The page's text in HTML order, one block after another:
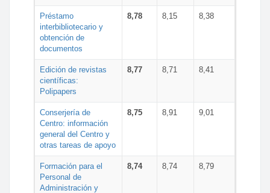
Préstamo
interbibliotecario y
obtención de
documentos
8,78 8,15 8,38
Edición de revistas
científicas:
Polipapers
8,77 8,71 8,41
Conserjería de
Centro: información
general del Centro y
otras tareas de apoyo
8,75 8,91 9,01
Formación para el
Personal de
Administración y
8,74 8,74 8,79